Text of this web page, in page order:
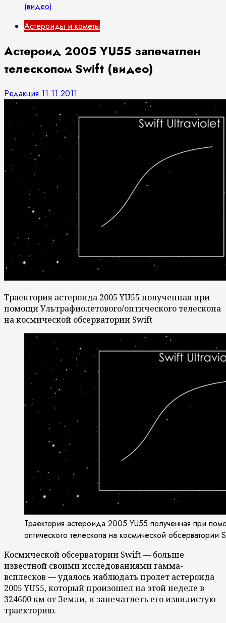
(видео)
Астероиды и кометы
Астероид 2005 YU55 запечатлен
телескопом Swift (видео)
Редакция 11.11.2011
Траектория астероида 2005 YU55 полученная при
помощи Ультрафиолетового/оптического телескопа
на космической обсерватории Swift
Траектория астероида 2005 YU55 полученная при
оптического телескопа на космической обсерватории
Космической обсерватории Swift — больше
известной своими исследованиями гамма-
всплесков — удалось наблюдать пролет астероида
2005 YU55, который произошел на этой неделе в
324600 км от Земли, и запечатлеть его извилистую
траекторию.